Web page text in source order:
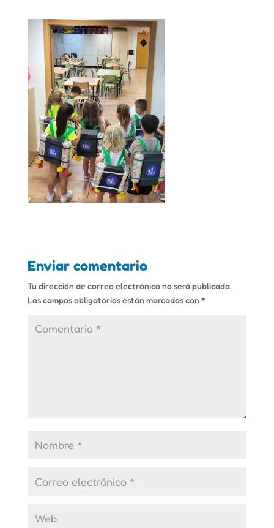
Enviar comentario
Tu dirección de correo electrónico no será publicada.
Los campos obligatorios están marcados con*